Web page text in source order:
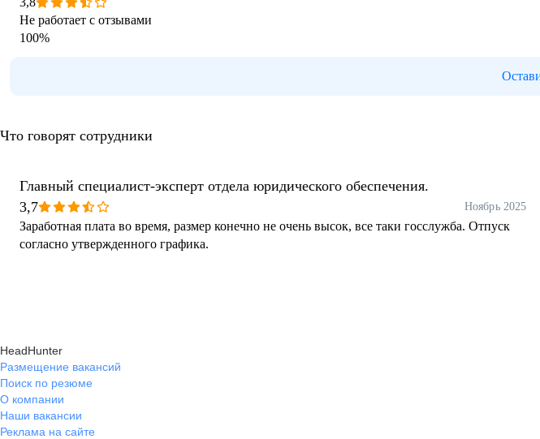
Не работает с отзывами
100%
Что говорят сотрудники
Главный специалист-эксперт отдела юридического обеспечения.
3,7
Ноябрь 2025
Заработная плата во время, размер конечно не очень высок, все таки госслужба. Отпуск
согласно утвержденного графика.
HeadHunter
Размещение вакансий
Поиск по резюме
О компании
Наши вакансии
Реклама на сайте